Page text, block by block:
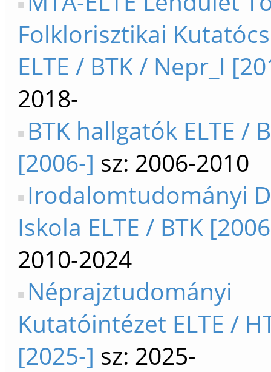
Folklorisztikai
ELTE / BTK / Nepr_I
2018-
BTK hallgatók ELTE /
[2006-] sz: 2006-2010
Irodalomtudományi
Iskola ELTE / BTK
2010-2024
Néprajztudományi
Kutatóintézet ELTE /
[2025-] sz: 2025-